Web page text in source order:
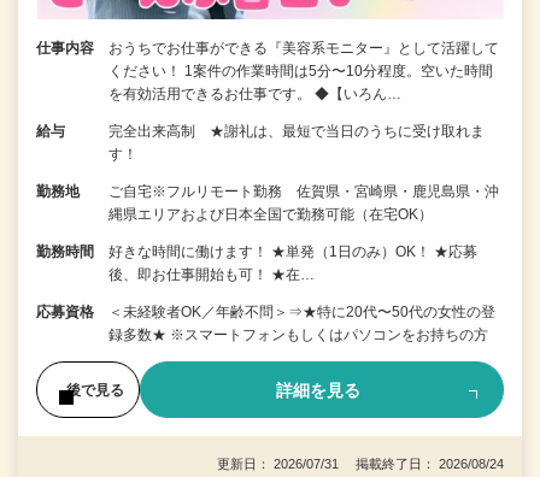
仕事内容
おうちでお仕事ができる『美容系モニター』として活躍して
ください！ 1案件の作業時間は5分〜10分程度。空いた時間
を有効活用できるお仕事です。 ◆【いろん…
給与
完全出来高制 ★謝礼は、最短で当日のうちに受け取れま
す！
勤務地
ご自宅※フルリモート勤務 佐賀県・宮崎県・鹿児島県・沖
縄県エリアおよび日本全国で勤務可能（在宅OK）
勤務時間
好きな時間に働けます！ ★単発（1日のみ）OK！ ★応募
後、即お仕事開始も可！ ★在…
応募資格
＜未経験者OK／年齢不問＞⇒★特に20代〜50代の女性の登
録多数★ ※スマートフォンもしくはパソコンをお持ちの方
後で見る 詳細を見る
更新日： 2026/07/31 掲載終了日： 2026/08/24